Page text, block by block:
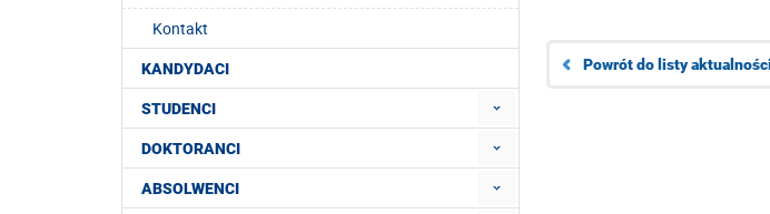
Powrót do listy aktualności
Kontakt
KANDYDACI
STUDENCI
DOKTORANCI
ABSOLWENCI